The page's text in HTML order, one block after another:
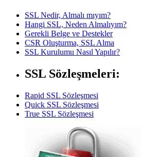
SSL Nedir, Almalı mıyım?
Hangi SSL, Neden Almalıyım?
Gerekli Belge ve Destekler
CSR Oluşturma, SSL Alma
SSL Kurulumu Nasıl Yapılır?
SSL Sözleşmeleri:
Rapid SSL Sözleşmesi
Quick SSL Sözleşmesi
True SSL Sözleşmesi